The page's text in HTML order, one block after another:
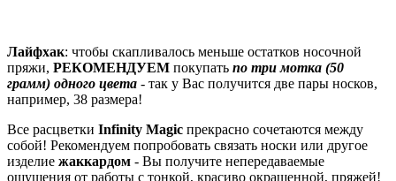
Лайфхак: чтобы скапливалось меньше остатков носочной
пряжи, РЕКОМЕНДУЕМ покупать по три мотка (50
грамм) одного цвета - так у Вас получится две пары носков,
например, 38 размера!
Все расцветки Infinity Magic прекрасно сочетаются между
собой! Рекомендуем попробовать связать носки или другое
изделие жаккардом - Вы получите непередаваемые
ощущения от работы с тонкой, красиво окрашенной, пряжей!